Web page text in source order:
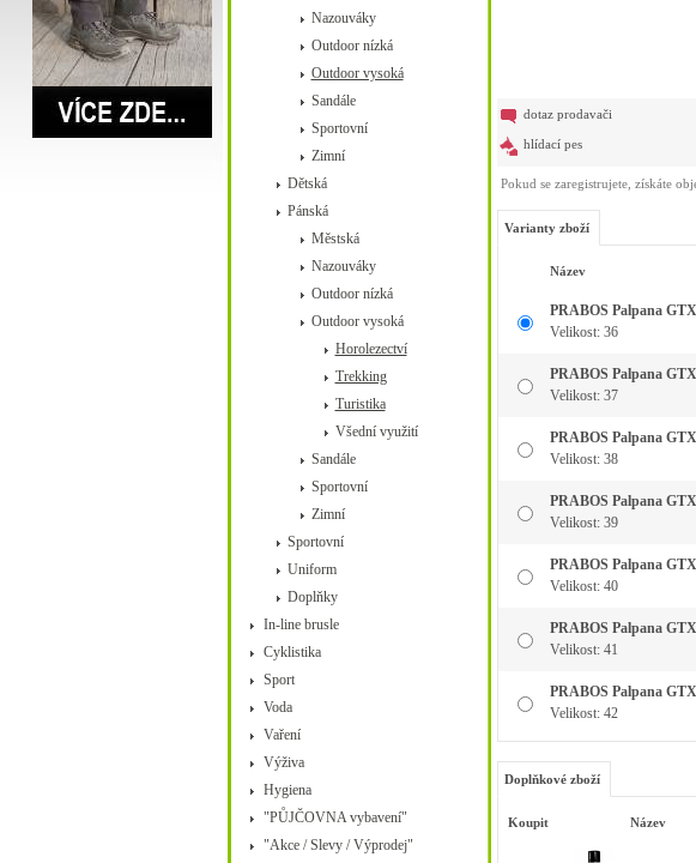
Nazouváky
Outdoor nízká
Outdoor vysoká
Sandále
Sportovní
Zimní
Dětská
Pánská
Městská
Nazouváky
Outdoor nízká
Outdoor vysoká
Horolezectví
Trekking
Turistika
Všední využití
Sandále
Sportovní
Zimní
Sportovní
Uniform
Doplňky
In-line brusle
Cyklistika
Sport
Voda
Vaření
Výživa
Hygiena
"PŮJČOVNA vybavení"
"Akce / Slevy / Výprodej"
dotaz prodavači
hlídací pes
Pokud se zaregistrujete, získáte
Varianty zboží
Název
PRABOS Palpana
Velikost: 36
PRABOS Palpana
Velikost: 37
PRABOS Palpana
Velikost: 38
PRABOS Palpana
Velikost: 39
PRABOS Palpana
Velikost: 40
PRABOS Palpana
Velikost: 41
PRABOS Palpana
Velikost: 42
Doplňkové zboží
Koupit Název